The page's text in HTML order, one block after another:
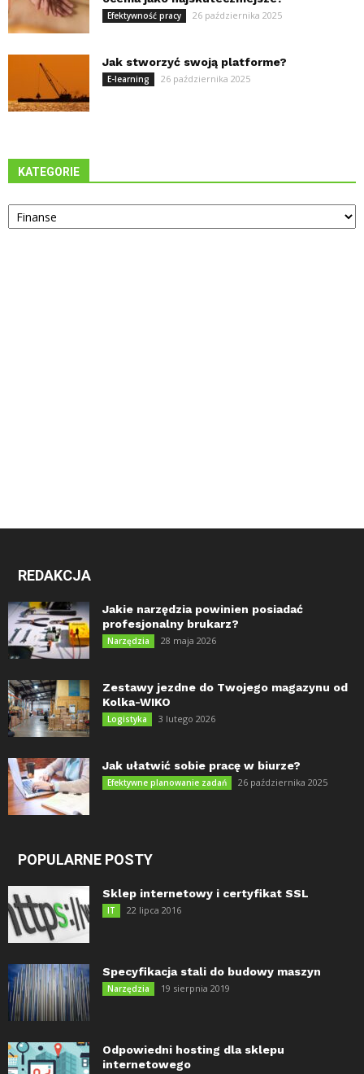
Efektywność pracy 26 października 2025
Jak stworzyć swoją platforme?
E-learning 26 października 2025
KATEGORIE
Kategorie
REDAKCJA
Jakie narzędzia powinien posiadać
profesjonalny brukarz?
Narzędzia 28 maja 2026
Zestawy jezdne do Twojego magazynu od
Kolka-WIKO
Logistyka 3 lutego 2026
Jak ułatwić sobie pracę w biurze?
Efektywne planowanie zadań 26 października 2025
POPULARNE POSTY
Sklep internetowy i certyfikat SSL
IT 22 lipca 2016
Specyfikacja stali do budowy maszyn
Narzędzia 19 sierpnia 2019
Odpowiedni hosting dla sklepu
internetowego